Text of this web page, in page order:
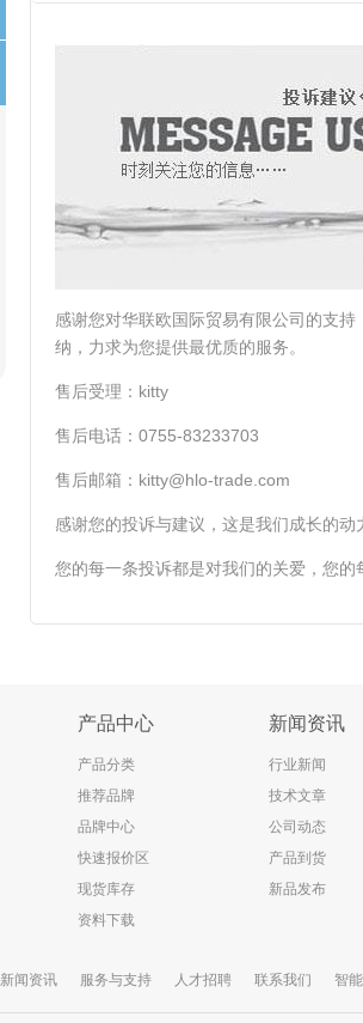
感谢您对华联欧国际贸易有限公司的支
纳，力求为您提供最优质的服务。
售后受理：kitty
售后电话：0755-83233703
售后邮箱：kitty@hlo-trade.com
感谢您的投诉与建议，这是我们成长的动
您的每一条投诉都是对我们的关爱，您的
产品中心
产品分类
推荐品牌
品牌中心
快速报价区
现货库存
资料下载
新闻资讯
行业新闻
技术文章
公司动态
产品到货
新品发布
新闻资讯 服务与支持 人才招聘 联系我们 智